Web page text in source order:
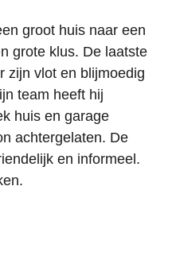
groot huis naar een
grote klus. De laatste
zijn vlot en blijmoedig
team heeft hij
huis en garage
achtergelaten. De
en informeel.